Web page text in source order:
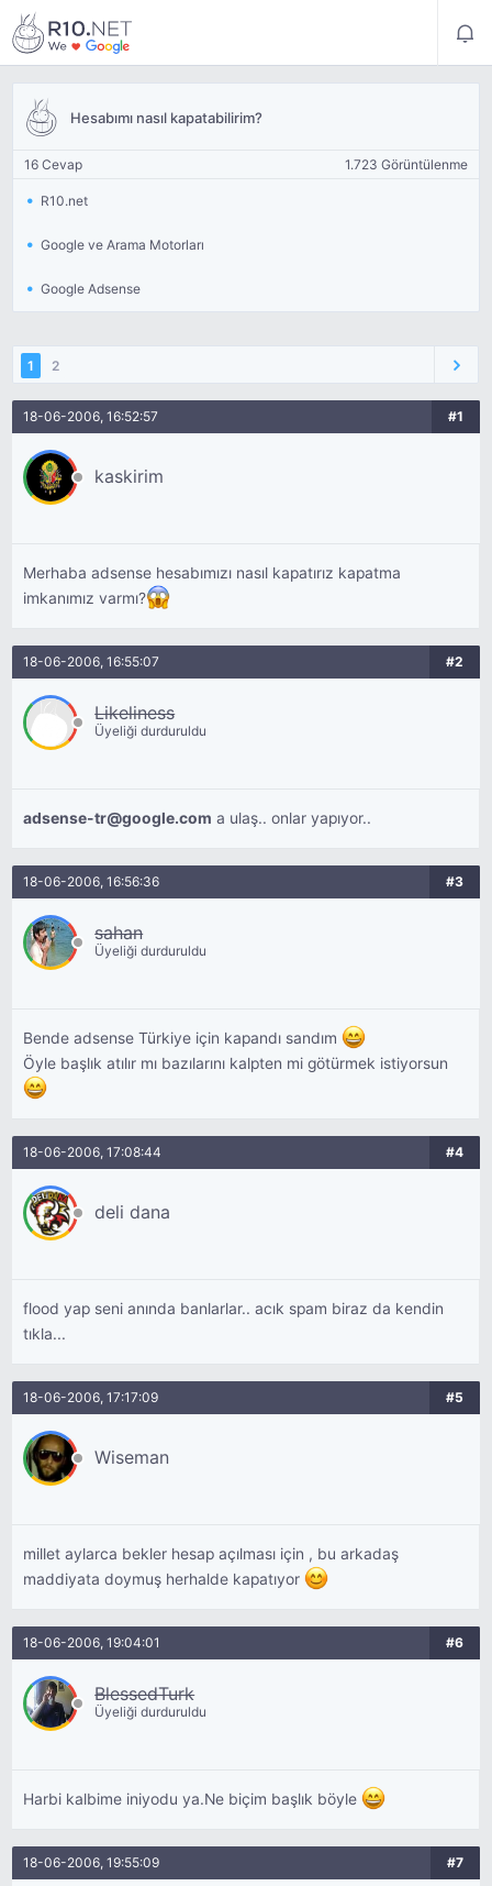
Hesabımı nasıl kapatabilirim?
16 Cevap 1.723 Görüntülenme
R10.net
Google ve Arama Motorları
Google Adsense
1 2
18-06-2006, 16:52:57 #1
kaskirim
Merhaba adsense hesabımızı nasıl kapatırız kapatma
imkanımız varmı?
18-06-2006, 16:55:07 #2
Likeliness
Üyeliği durduruldu
adsense-tr@google.com a ulaş.. onlar yapıyor..
18-06-2006, 16:56:36 #3
sahan
Üyeliği durduruldu
Bende adsense Türkiye için kapandı sandım
Öyle başlık atılır mı bazılarını kalpten mi götürmek istiyorsun
18-06-2006, 17:08:44 #4
deli dana
flood yap seni anında banlarlar.. acık spam biraz da kendin
tıkla...
18-06-2006, 17:17:09 #5
Wiseman
millet aylarca bekler hesap açılması için , bu arkadaş
maddiyata doymuş herhalde kapatıyor
18-06-2006, 19:04:01 #6
BlessedTurk
Üyeliği durduruldu
Harbi kalbime iniyodu ya.Ne biçim başlık böyle
18-06-2006, 19:55:09 #7